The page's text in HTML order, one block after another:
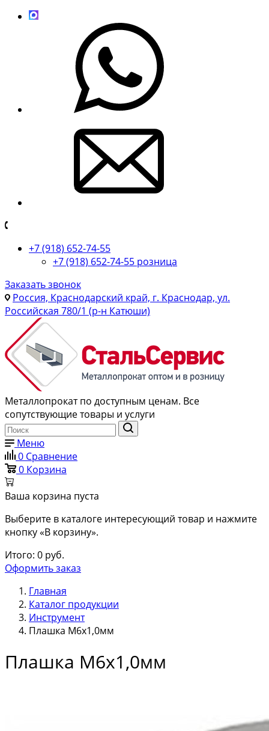
+7 (918) 652-74-55
+7 (918) 652-74-55 розница
Заказать звонок
Россия, Краснодарский край, г. Краснодар, ул.
Российская 780/1 (р-н Катюши)
Металлопрокат по доступным ценам. Все
сопутствующие товары и услуги
Меню
0 Сравнение
0 Корзина
Ваша корзина пуста
Выберите в каталоге интересующий товар и нажмите
кнопку «В корзину».
Итого: 0 руб.
Оформить заказ
Главная
Каталог продукции
Инструмент
Плашка М6х1,0мм
Плашка М6х1,0мм